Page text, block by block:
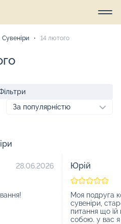
Сувеніри 14 лютого
28.06.2026 Юрій
Моя подруга
сувеніри,
питання що їй
собою. у вас